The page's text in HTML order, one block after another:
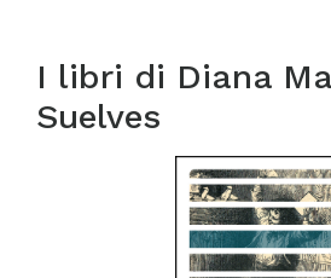
I libri di Diana
Suelves